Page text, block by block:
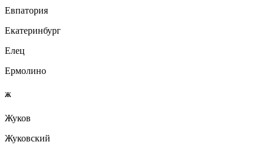
Евпатория
Екатеринбург
Елец
Ермолино
Ж
Жуков
Жуковский